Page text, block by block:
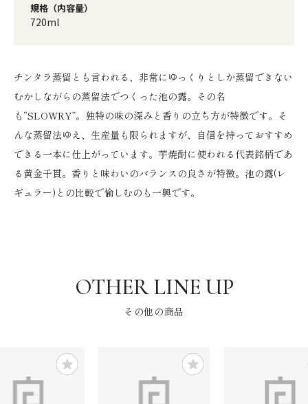
規格（内容量）
720ml
チンタラ蒸留とも言われる、非常にゆっくりとしか蒸留できない
むかしながらの蒸留法でつくった池の露。その名
も“SLOWRY”。独特の味の深みと香りの立ち方が特徴です。そ
んな蒸留法ゆえ、生産量も限られますが、自信を持っておすすめ
できる一本に仕上がっています。芋焼酎に使われる代表銘柄であ
る黄金千貫。香りと味わいのバランスの良さが特徴。池の露(レ
ギュラー)との比較で愉しむのも一興です。
その他の商品